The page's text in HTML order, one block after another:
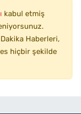
kabul etmiş
Haberleri,
hiçbir şekilde